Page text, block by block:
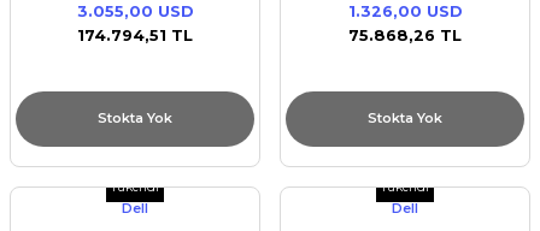
Dual Redundant 750W(1+1)
3.055,00 USD
174.794,51 TL
Stokta Yok
1.326,00 USD
75.868,26 TL
Stokta Yok
Tükendi
Dell
Tükendi
Dell